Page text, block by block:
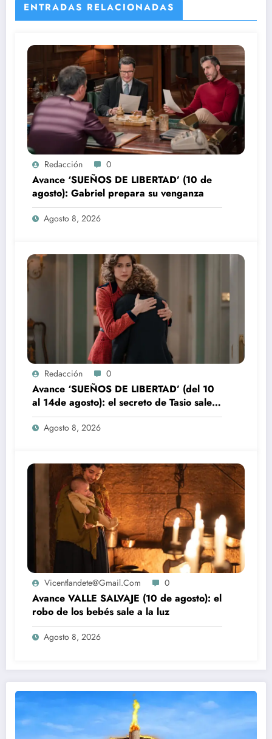
ENTRADAS RELACIONADAS
Redacción 0
Avance ‘SUEÑOS DE LIBERTAD’ (10 de
agosto): Gabriel prepara su venganza
Agosto 8, 2026
Redacción 0
Avance ‘SUEÑOS DE LIBERTAD’ (del 10
al 14de agosto): el secreto de Tasio sale a
la luz
Agosto 8, 2026
Vicentlandete@gmail.com 0
Avance VALLE SALVAJE (10 de agosto): el
robo de los bebés sale a la luz
Agosto 8, 2026